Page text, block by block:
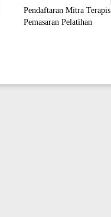
Pendaftaran Mitra Terapis
Pemasaran Pelatihan